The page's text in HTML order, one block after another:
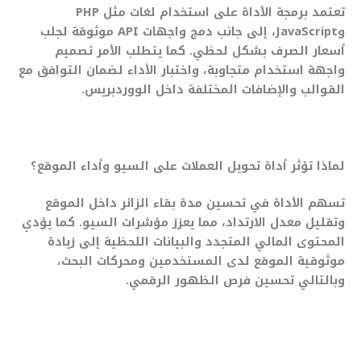
تعتمد برمجة الأداة على استخدام لغات مثل PHP
وJavaScript، إلى جانب دمج واجهات API موثوقة لجلب
أسعار الصرف بشكل لحظي. كما يتطلب الأمر تصميم
واجهة استخدام متجاوبة، واختبار الأداء لضمان التوافق مع
القوالب والإضافات المختلفة داخل الووردبريس.
لماذا تؤثر أداة تحويل العملات على السيو وأداء الموقع؟
تسهم الأداة في تحسين مدة بقاء الزائر داخل الموقع
وتقليل معدل الارتداد، مما يعزز مؤشرات السيو. كما يؤدي
المحتوى المالي المتجدد والبيانات اللحظية إلى زيادة
موثوقية الموقع لدى المستخدمين ومحركات البحث،
وبالتالي تحسين فرص الظهور الرقمي.